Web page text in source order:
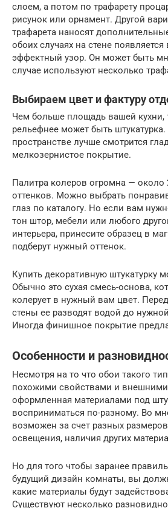
слоем, а потом по трафарету
рисунок или орнамент. Другой
трафарета наносят
обоих случаях на стене
эффектный узор. Он может быть
случае используют несколько
Выбираем цвет и фактуру
Чем больше площадь вашей кухни,
рельефнее может быть
пространстве лучше смотрится
мелкозернистое покрытие.
Палитра колеров огромна — около
оттенков. Можно выбрать
глаз по каталогу. Но если вам
тон штор, мебели или любого
интерьера, принесите образец в
подберут нужный оттенок.
Купить декоративную штукатурку
Обычно это сухая смесь-основа,
колерует в нужный вам цвет.
стены ее разводят водой до
Иногда финишное покрытие
Особенности и
Несмотря на то что обои такого
похожими свойствами и
оформленная материалами под
восприниматься по-разному. Во
возможен за счет разных
освещения, наличия других
Но для того чтобы заранее
будущий дизайн комнаты, вы
какие материалы будут
Существуют несколько